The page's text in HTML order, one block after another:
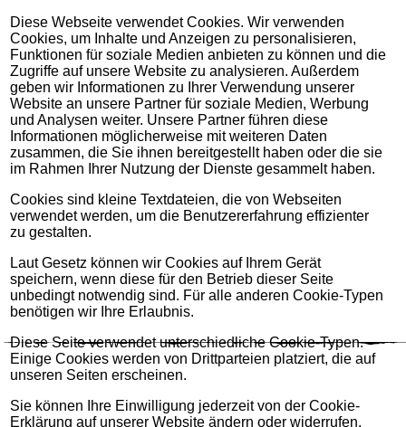
Diese Webseite verwendet Cookies. Wir verwenden
Cookies, um Inhalte und Anzeigen zu personalisieren,
Funktionen für soziale Medien anbieten zu können und die
Zugriffe auf unsere Website zu analysieren. Außerdem
geben wir Informationen zu Ihrer Verwendung unserer
Website an unsere Partner für soziale Medien, Werbung
und Analysen weiter. Unsere Partner führen diese
Informationen möglicherweise mit weiteren Daten
zusammen, die Sie ihnen bereitgestellt haben oder die sie
im Rahmen Ihrer Nutzung der Dienste gesammelt haben.
Cookies sind kleine Textdateien, die von Webseiten
verwendet werden, um die Benutzererfahrung effizienter
zu gestalten.
Laut Gesetz können wir Cookies auf Ihrem Gerät
speichern, wenn diese für den Betrieb dieser Seite
unbedingt notwendig sind. Für alle anderen Cookie-Typen
benötigen wir Ihre Erlaubnis.
Diese Seite verwendet unterschiedliche Cookie-Typen.
Einige Cookies werden von Drittparteien platziert, die auf
unseren Seiten erscheinen.
Sie können Ihre Einwilligung jederzeit von der Cookie-
Erklärung auf unserer Website ändern oder widerrufen.